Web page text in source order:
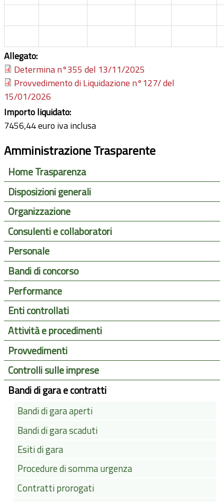
Allegato:
Determina n°355 del 13/11/2025
Provvedimento di Liquidazione n°127/ del
15/01/2026
Importo liquidato:
7456,44 euro iva inclusa
Amministrazione Trasparente
Home Trasparenza
Disposizioni generali
Organizzazione
Consulenti e collaboratori
Personale
Bandi di concorso
Performance
Enti controllati
Attività e procedimenti
Provvedimenti
Controlli sulle imprese
Bandi di gara e contratti
Bandi di gara aperti
Bandi di gara scaduti
Esiti di gara
Procedure di somma urgenza
Contratti prorogati